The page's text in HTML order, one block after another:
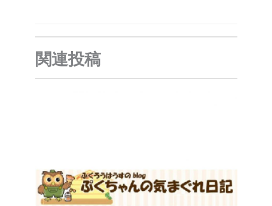
関連投稿